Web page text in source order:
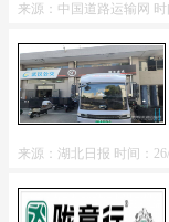
来源：中国道路运输网
来源：湖北日报 时间：